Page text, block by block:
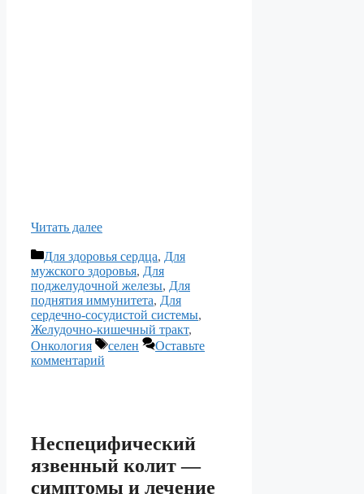
Читать далее
Рубрики
Для здоровья сердца, Для
мужского здоровья, Для
поджелудочной железы, Для
поднятия иммунитета, Для
сердечно-сосудистой системы,
Желудочно-кишечный тракт,
Онкология
Метки
селен
Оставьте
комментарий
Неспецифический
язвенный колит —
симптомы и лечение